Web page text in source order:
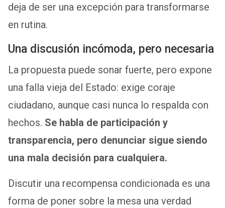
deja de ser una excepción para transformarse
en rutina.
Una discusión incómoda, pero necesaria
La propuesta puede sonar fuerte, pero expone
una falla vieja del Estado: exige coraje
ciudadano, aunque casi nunca lo respalda con
hechos. Se habla de participación y
transparencia, pero denunciar sigue siendo
una mala decisión para cualquiera.
Discutir una recompensa condicionada es una
forma de poner sobre la mesa una verdad